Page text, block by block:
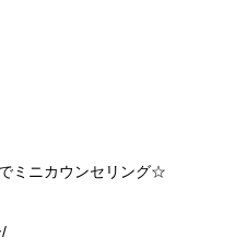
ミニカウンセリング☆